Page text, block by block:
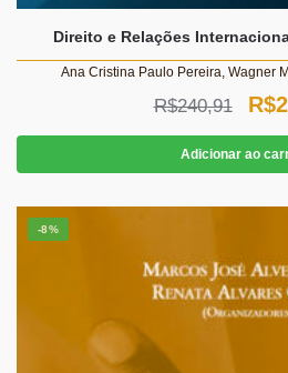
Direito e Relações
Ana Cristina Paulo Pereira, Wagner
R$240,91
O
era:
R$
Adicionar ao
-8%